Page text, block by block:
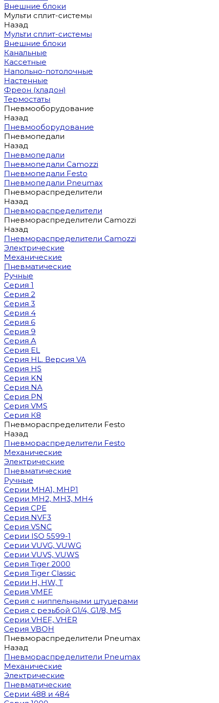
Внешние блоки
Мульти сплит-системы
Назад
Мульти сплит-системы
Внешние блоки
Канальные
Кассетные
Напольно-потолочные
Настенные
Фреон (хладон)
Термостаты
Пневмооборудование
Назад
Пневмооборудование
Пневмопедали
Назад
Пневмопедали
Пневмопедали Camozzi
Пневмопедали Festo
Пневмопедали Pneumax
Пневмораспределители
Назад
Пневмораспределители
Пневмораспределители Camozzi
Назад
Пневмораспределители Camozzi
Электрические
Механические
Пневматические
Ручные
Серия 1
Серия 2
Серия 3
Серия 4
Серия 6
Серия 9
Серия A
Серия EL
Серия HL. Версия VA
Серия HS
Серия KN
Серия NA
Серия PN
Серия VMS
Серия К8
Пневмораспределители Festo
Назад
Пневмораспределители Festo
Механические
Электрические
Пневматические
Ручные
Cерии MHA1, MHP1
Cерии MH2, MH3, MH4
Cерия CPE
Серия NVF3
Серия VSNC
Серии ISO 5599-1
Серии VUVG, VUWG
Серии VUVS, VUWS
Серия Tiger 2000
Серия Tiger Classic
Серии H, HW, T
Серия VMEF
Серия с ниппельными штуцерами
Серия с резьбой G1/4, G1/8, М5
Серии VHEF, VHER
Серия VBOH
Пневмораспределители Pneumax
Назад
Пневмораспределители Pneumax
Механические
Электрические
Пневматические
Серии 488 и 484